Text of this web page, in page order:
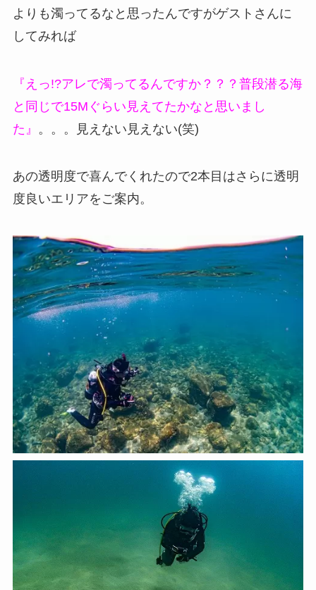
よりも濁ってるなと思ったんですがゲストさんに
してみれば
『えっ!?アレで濁ってるんですか？？？普段潜る海
と同じで15Mぐらい見えてたかなと思いまし
た』
。。。見えない見えない(笑)
あの透明度で喜んでくれたので2本目はさらに透明
度良いエリアをご案内。